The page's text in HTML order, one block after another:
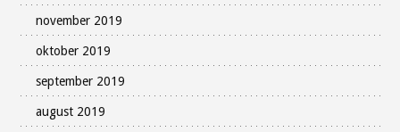
november 2019
oktober 2019
september 2019
august 2019